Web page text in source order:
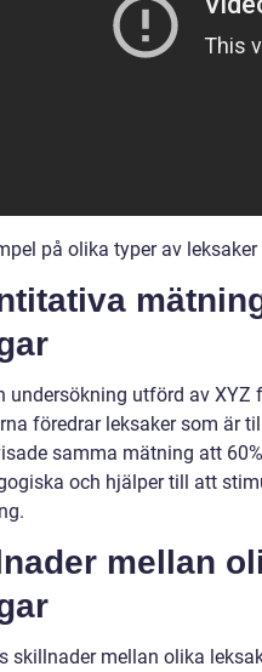
på olika typer av
undersökning utförd av XYZ
föredrar leksaker som är
samma mätning att
och hjälper till att
mellan
skillnader mellan olika